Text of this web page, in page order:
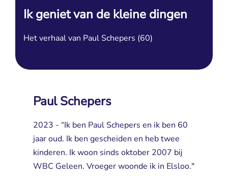
Ik geniet van de kleine dingen
Het verhaal van Paul Schepers (60)
Paul Schepers
2023 - “Ik ben Paul Schepers en ik ben 60
jaar oud. Ik ben gescheiden en heb twee
kinderen. Ik woon sinds oktober 2007 bij
WBC Geleen. Vroeger woonde ik in Elsloo."